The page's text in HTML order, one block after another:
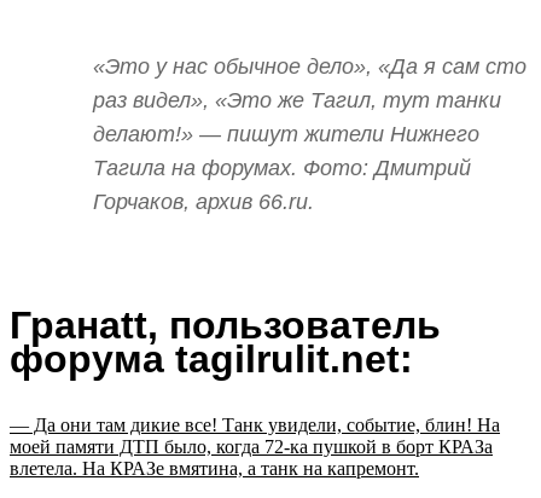
«Это у нас обычное дело», «Да я сам сто
раз видел», «Это же Тагил, тут танки
делают!» — пишут жители Нижнего
Тагила на форумах. Фото: Дмитрий
Горчаков, архив 66.ru.
Гранаtt, пользователь
форума tagilrulit.net:
— Да они там дикие все! Танк увидели, событие, блин! На
моей памяти ДТП было, когда 72-ка пушкой в борт КРАЗа
влетела. На КРАЗе вмятина, а танк на капремонт.